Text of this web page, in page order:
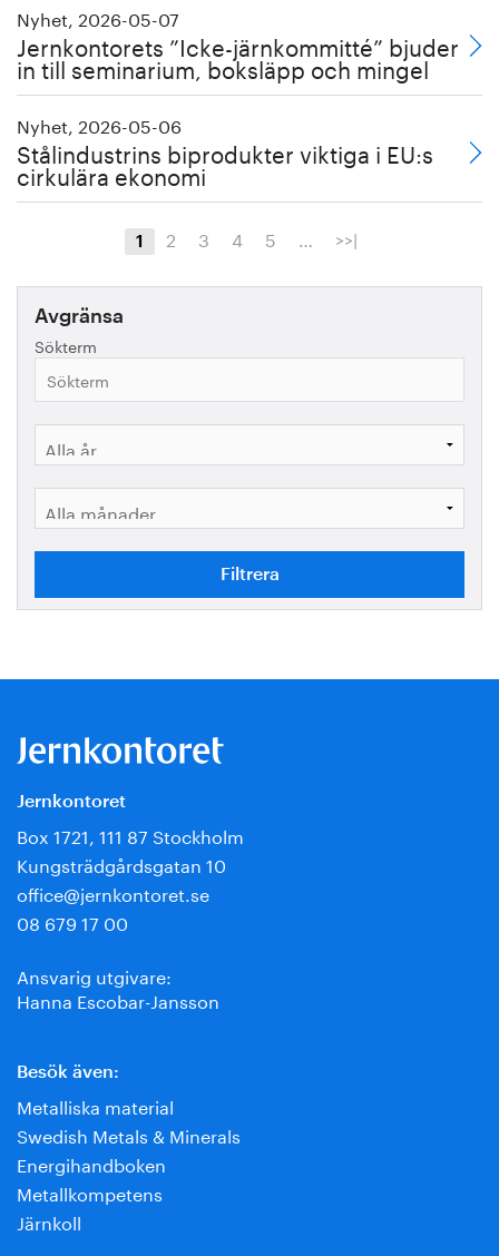
Nyhet, 2026-05-07
Jernkontorets ”Icke-järnkommitté” bjuder
in till seminarium, boksläpp och mingel
Nyhet, 2026-05-06
Stålindustrins biprodukter viktiga i EU:s
cirkulära ekonomi
1 2 3 4 5 … >>|
Avgränsa
Sökterm
Jernkontoret
Box 1721, 111 87 Stockholm
Kungsträdgårdsgatan 10
office@jernkontoret.se
08 679 17 00
Ansvarig utgivare:
Hanna Escobar-Jansson
Besök även:
Metalliska material
Swedish Metals & Minerals
Energihandboken
Metallkompetens
Järnkoll